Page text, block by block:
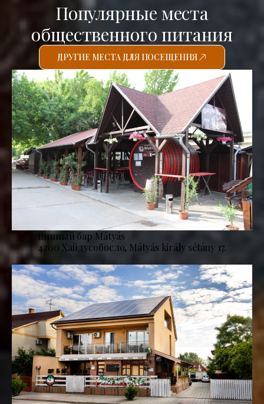
Популярные места
общественного питания
ДРУГИЕ МЕСТА ДЛЯ ПОСЕЩЕНИЯ
Винный бар Mátyás
4200 Хайдусобосло, Mátyás király sétány 17.